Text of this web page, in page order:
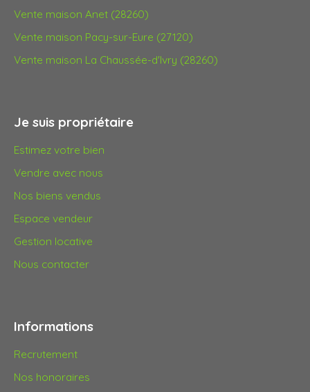
Vente maison Anet (28260)
Vente maison Pacy-sur-Eure (27120)
Vente maison La Chaussée-d'Ivry (28260)
Je suis propriétaire
Estimez votre bien
Vendre avec nous
Nos biens vendus
Espace vendeur
Gestion locative
Nous contacter
Informations
Recrutement
Nos honoraires